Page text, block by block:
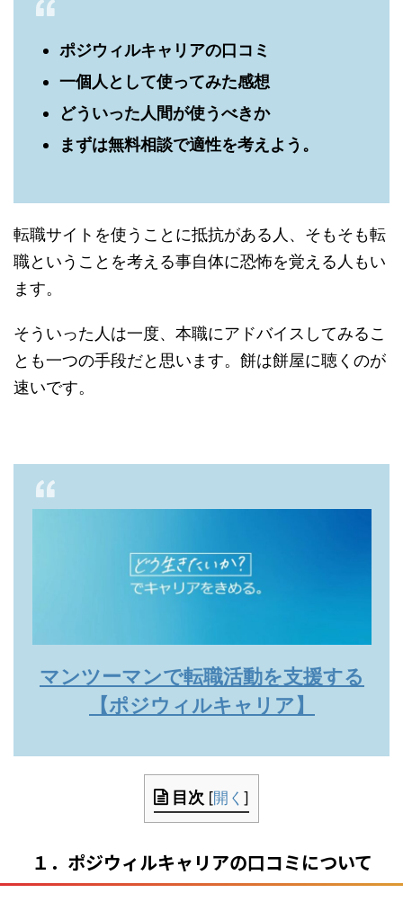
ポジウィルキャリアの口コミ
一個人として使ってみた感想
どういった人間が使うべきか
まずは無料相談で適性を考えよう。
転職サイトを使うことに抵抗がある人、そもそも転
職ということを考える事自体に恐怖を覚える人もい
ます。
そういった人は一度、本職にアドバイスしてみるこ
とも一つの手段だと思います。餅は餅屋に聴くのが
速いです。
マンツーマンで転職活動を支援する
【ポジウィルキャリア】
目次 [開く ]
１．ポジウィルキャリアの口コミについて